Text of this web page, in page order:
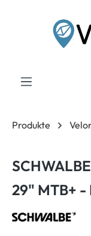
Produkte
29" MTB+ -